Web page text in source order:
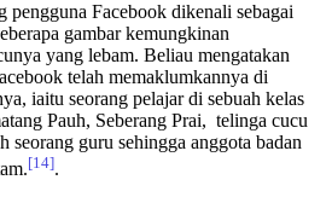
pengguna Facebook dikenali sebagai
gambar kemungkinan
yang lebam. Beliau mengatakan
telah memaklumkannya di
iaitu seorang pelajar di sebuah kelas
Pauh, Seberang Prai, telinga cucu
seorang guru sehingga anggota badan
[14].